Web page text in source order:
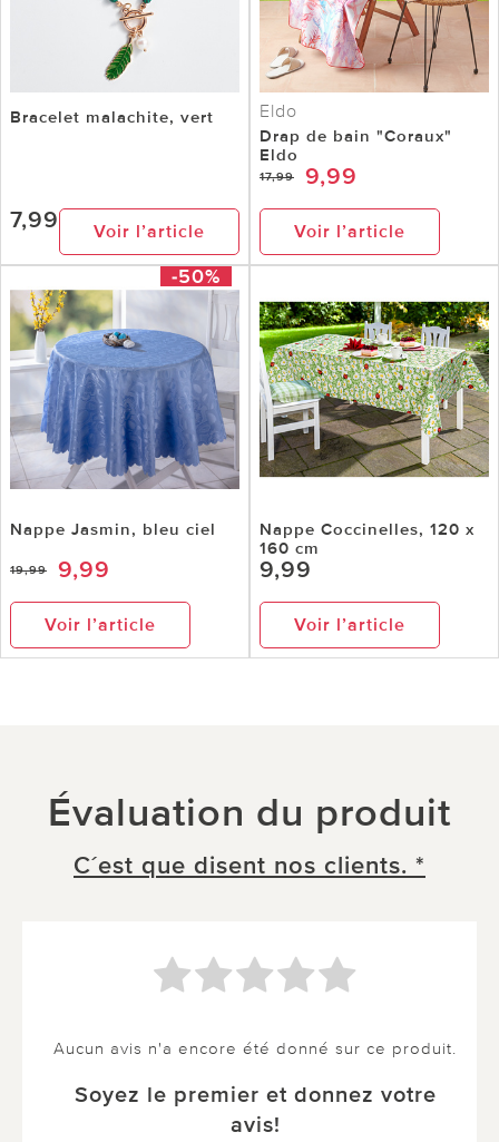
Bracelet malachite, vert
7,99 Voir l’article
Eldo
Drap de bain "Coraux"
Eldo
17,99 9,99
Voir l’article
-50%
Nappe Jasmin, bleu ciel
19,99 9,99
Voir l’article
Nappe Coccinelles, 120 x
160 cm
9,99
Voir l’article
Évaluation du produit
C´est que disent nos clients. *
Aucun avis n'a encore été donné sur ce produit.
Soyez le premier et donnez votre
avis!